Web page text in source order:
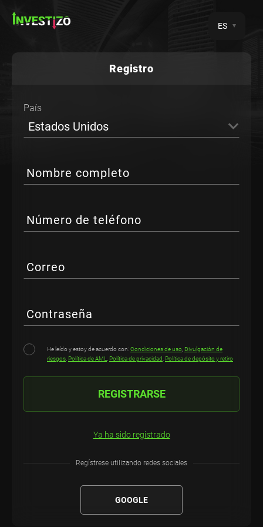
ES
Registro
País
Estados Unidos
Nombre completo
Número de teléfono
Correo
Contraseña
He leído y estoy de acuerdo con:Condiciones de uso Divulgación de
riesgos Política de AML Política de privacidad Política de depósito y retiro
REGISTRARSE
Ya ha sido registrado
Regístrese utilizando redes sociales
GOOGLE